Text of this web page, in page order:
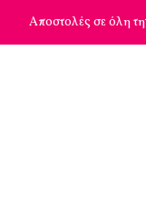
Αποστολές σε όλη